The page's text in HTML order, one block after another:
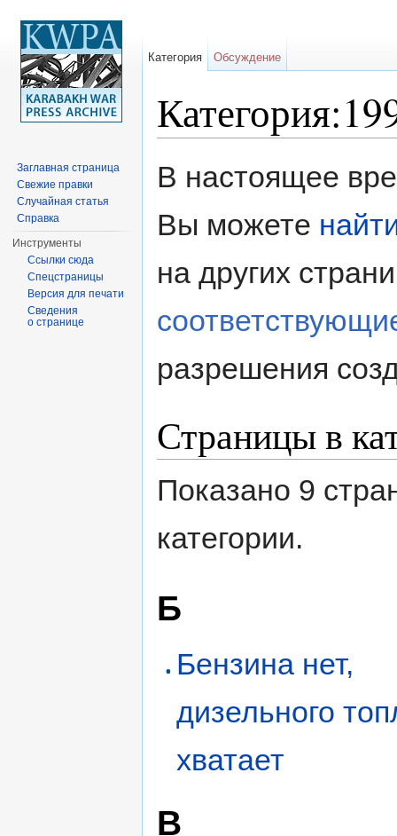
В настоящее
Вы можете
на других
разрешения
Страницы в
Показано 9
категории.
Б
Бензина нет,
дизельного
хватает
В
Категория Обсуждение
Заглавная страница
Свежие правки
Случайная статья
Справка
Инструменты
Ссылки сюда
Спецстраницы
Версия для печати
Сведения
о странице